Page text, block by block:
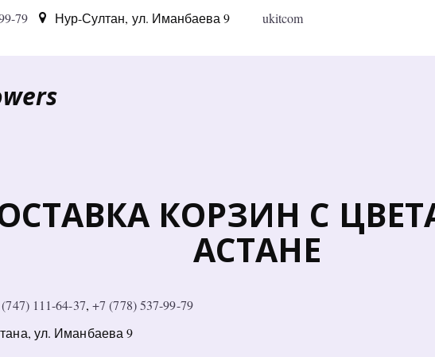
79 Нур-Султан, ул. Иманбаева 9
ukitcom
КОРЗИН С
АСТАНЕ
111-64-37, +7 (778) 537-99-79
ул. Иманбаева 9